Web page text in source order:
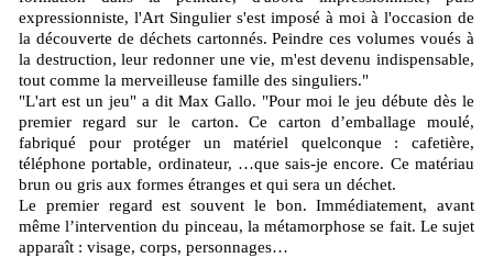
expressionniste, l'Art Singulier s'est imposé à moi à l'occasion de
la découverte de déchets cartonnés. Peindre ces volumes voués à
la destruction, leur redonner une vie, m'est devenu indispensable,
tout comme la merveilleuse famille des singuliers."
"L'art est un jeu" a dit Max Gallo. "Pour moi le jeu débute dès le
premier regard sur le carton. Ce carton d’emballage moulé,
fabriqué pour protéger un matériel quelconque : cafetière,
téléphone portable, ordinateur, …que sais-je encore. Ce matériau
brun ou gris aux formes étranges et qui sera un déchet.
Le premier regard est souvent le bon. Immédiatement, avant
même l’intervention du pinceau, la métamorphose se fait. Le sujet
apparaît : visage, corps, personnages…